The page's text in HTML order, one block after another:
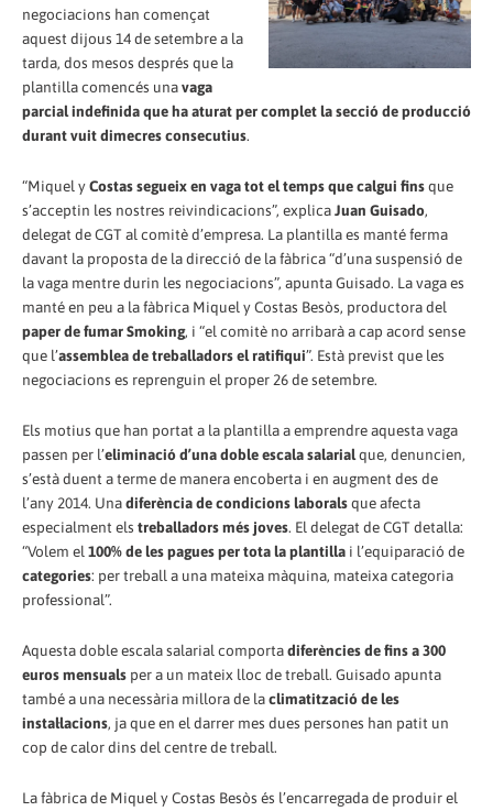
negociacions han començat
aquest dijous 14 de setembre a la
tarda, dos mesos després que la
plantilla comencés unavaga
parcial indefinida que ha aturat per complet la secció de producció
durant vuit dimecres consecutius.
“Miquel yCostas segueix en vaga tot el temps que calgui finsque
s’acceptin les nostres reivindicacions”, explicaJuan Guisado,
delegat de CGT al comitè d’empresa. La plantilla es manté ferma
davant la proposta de la direcció de la fàbrica “d’una suspensió de
la vaga mentre durin les negociacions”, apunta Guisado. La vaga es
manté en peu a la fàbrica Miquel y Costas Besòs, productora del
paper de fumar Smoking, i “el comitè no arribarà a cap acord sense
que l’assemblea de treballadors el ratifiqui”. Està previst que les
negociacions es reprenguin el proper 26 de setembre.
Els motius que han portat a la plantilla a emprendre aquesta vaga
passen per l’eliminació d’una doble escala salarialque, denuncien,
s’està duent a terme de manera encoberta i en augment des de
l’any 2014. Unadiferència de condicions laboralsque afecta
especialment els treballadors més joves. El delegat de CGT detalla:
“Volem el 100% de les pagues per tota la plantilla i l’equiparació de
categories: per treball a una mateixa màquina, mateixa categoria
professional”.
Aquesta doble escala salarial comportadiferències de fins a 300
euros mensuals per a un mateix lloc de treball. Guisado apunta
també a una necessària millora de laclimatització de les
instal·lacions, ja que en el darrer mes dues persones han patit un
cop de calor dins del centre de treball.
La fàbrica de Miquel y Costas Besòs és l’encarregada de produir el